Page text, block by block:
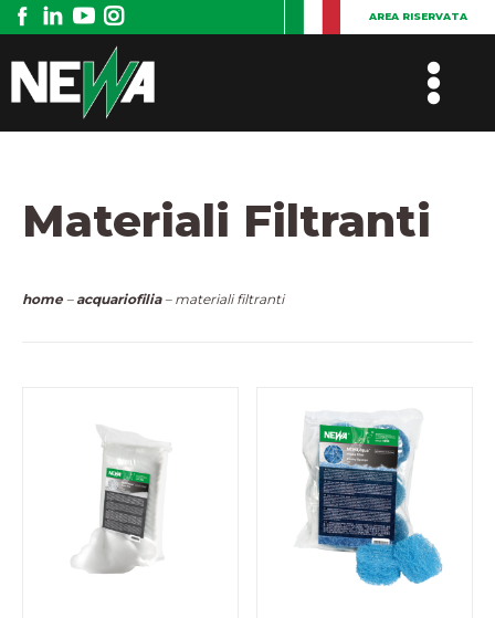
AREA RISERVATA
Materiali Filtranti
home – acquariofilia– materiali filtranti